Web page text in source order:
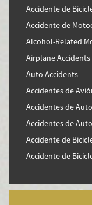
Accidente de
Accidente de
Alcohol-Related
Airplane Accidents
Auto Accidents
Accidentes de
Accidentes de
Accidentes de
Accidente de
Accidente de
Accidentes en